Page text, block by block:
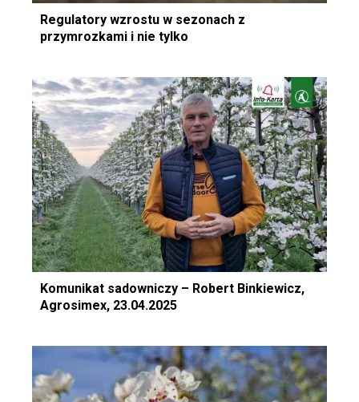
Regulatory wzrostu w sezonach z
przymrozkami i nie tylko
Komunikat sadowniczy – Robert Binkiewicz,
Agrosimex, 23.04.2025